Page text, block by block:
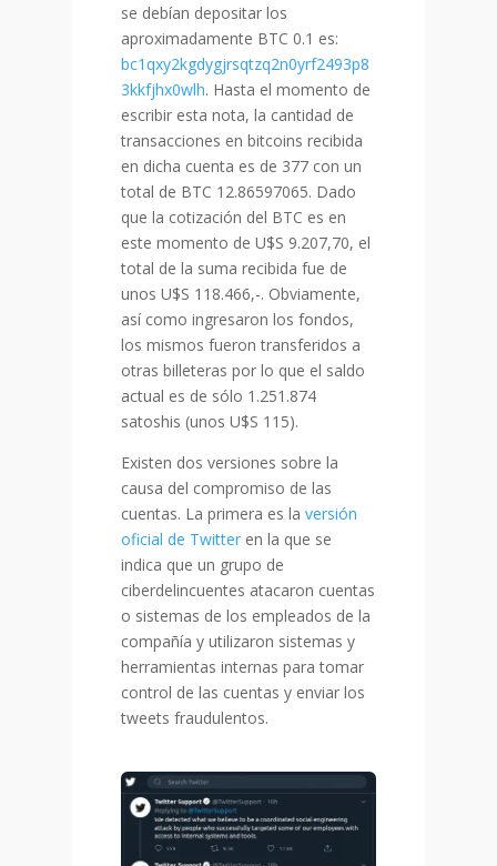
se debían depositar los
aproximadamente BTC 0.1 es:
bc1qxy2kgdygjrsqtzq2n0yrf2493p8
3kkfjhx0wlh. Hasta el momento de
escribir esta nota, la cantidad de
transacciones en bitcoins recibida
en dicha cuenta es de 377 con un
total de BTC 12.86597065. Dado
que la cotización del BTC es en
este momento de U$S 9.207,70, el
total de la suma recibida fue de
unos U$S 118.466,-. Obviamente,
así como ingresaron los fondos,
los mismos fueron transferidos a
otras billeteras por lo que el saldo
actual es de sólo 1.251.874
satoshis (unos U$S 115).
Existen dos versiones sobre la
causa del compromiso de las
cuentas. La primera es la versión
oficial de Twitteren la que se
indica que un grupo de
ciberdelincuentes atacaron cuentas
o sistemas de los empleados de la
compañía y utilizaron sistemas y
herramientas internas para tomar
control de las cuentas y enviar los
tweets fraudulentos.